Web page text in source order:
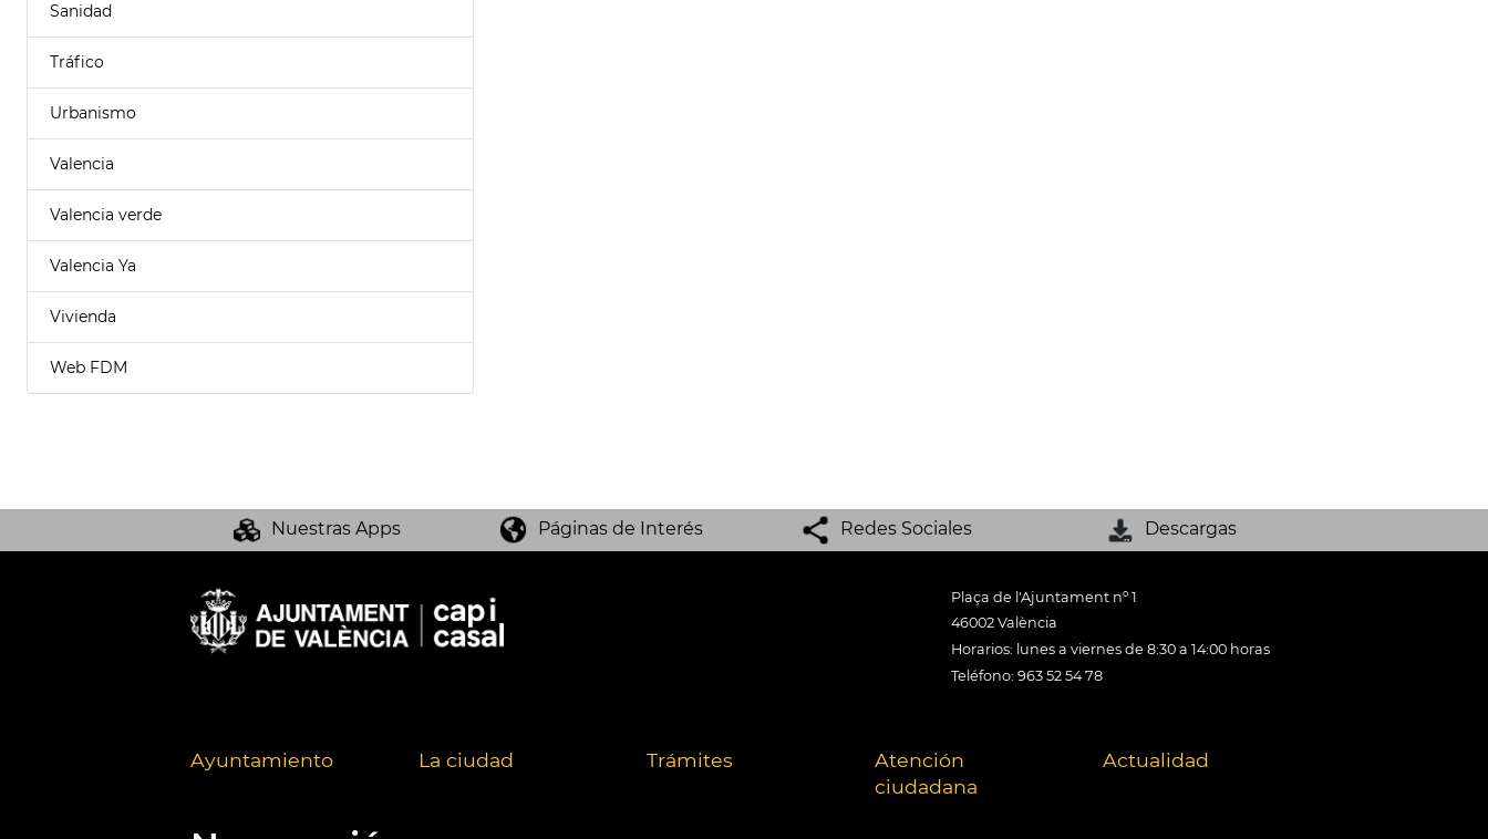
Sanidad
Tráfico
Urbanismo
Valencia
Valencia verde
Valencia Ya
Vivienda
Web FDM
Nuestras Apps Páginas de Interés Redes Sociales Descargas
Plaça de l'Ajuntament nº 1
46002 València
Horarios: lunes a viernes de 8:30 a 14:00 horas
Teléfono: 963 52 54 78
Ayuntamiento La ciudad Trámites
Atención
ciudadana
Actualidad